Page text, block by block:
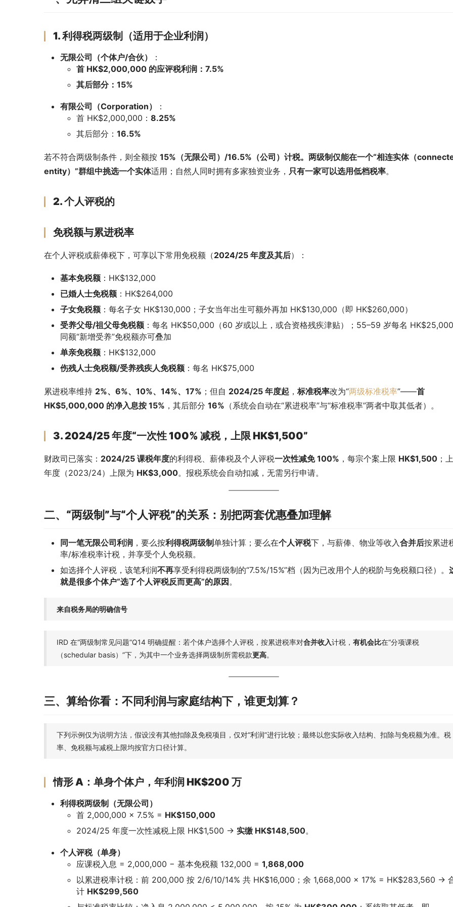
1. 利得税两级制（适用于企业利润）
无限公司（个体户/合伙）
：
首 HK$2,000,000 的应评税利润：7.5%
其后部分：15%
有限公司（Corporation）
：
首 HK$2,000,000： 8.25%
其后部分： 16.5%
若不符合两级制条件，则全额按 15%（无限公司）/16.5%（公司）计税。两级制仅能在一个“相连实体（
entity）”群组中挑选一个实体适用；自然人同时拥有多家独资业务， 只有一家可以选用低档税率。
2. 个人评税的
免税额与累进税率
在个人评税或薪俸税下，可享以下常用免税额（2024/25 年度及其后）：
基本免税额 ：HK$132,000
已婚人士免税额 ：HK$264,000
子女免税额 ：每名子女 HK$130,000；子女当年出生可额外再加 HK$130,000（即 HK$260,000）
受养父母/祖父母免税额 ：每名 HK$50,000（60 岁或以上，或合资格残疾津贴）；55–59 岁每名 HK$25,000
同额“新增受养”免税额亦可叠加
单亲免税额 ：HK$132,000
伤残人士免税额/受养残疾人免税额 ：每名 HK$75,000
累进税率维持 2%、6%、10%、14%、17% ；但自 2024/25 年度起 ， 标准税率改为“两级标准税率”——首
HK$5,000,000 的净入息按 15% ，其后部分 16% （系统会自动在“累进税率”与“标准税率”两者中取其低者）。
3. 2024/25 年度“一次性 100% 减税，上限 HK$1,500”
财政司已落实： 2024/25 课税年度的利得税、薪俸税及个人评税一次性减免 100% ，每宗个案上限 HK$1,500 ；
年度（2023/24）上限为 HK$3,000。报税系统会自动扣减，无需另行申请。
二、“两级制”与“个人评税”的关系：别把两套优惠叠加理解
同一笔无限公司利润 ，要么按利得税两级制单独计算；要么在个人评税下，与薪俸、物业等收入合并后按累进
率/标准税率计税，并享受个人免税额。
如选择个人评税，该笔利润不再享受利得税两级制的“7.5%/15%”档（因为已改用个人的税阶与免税额口径）。
就是很多个体户“选了个人评税反而更高”的原因。
来自税务局的明确信号
IRD 在“两级制常见问题”Q14 明确提醒：若个体户选择个人评税，按累进税率对合并收入计税， 有机会比在“分项课税
（schedular basis）”下，为其中一个业务选择两级制所需税款更高。
三、算给你看：不同利润与家庭结构下，谁更划算？
下列示例仅为说明方法，假设没有其他扣除及免税项目，仅对“利润”进行比较；最终以您实际收入结构、扣除与免税额为准。税
率、免税额与减税上限均按官方口径计算。
情形 A：单身个体户，年利润 HK$200 万
利得税两级制（无限公司）
首 2,000,000 × 7.5% = HK$150,000
2024/25 年度一次性减税上限 HK$1,500 → 实缴 HK$148,500。
个人评税（单身）
应课税入息 = 2,000,000 − 基本免税额 132,000 = 1,868,000
以累进税率计税：前 200,000 按 2/6/10/14% 共 HK$16,000；余 1,668,000 × 17% = HK$283,560 →
计 HK$299,560